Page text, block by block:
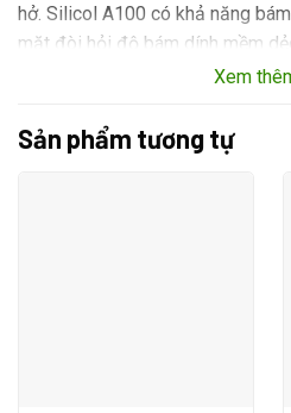
hở. Silicol A100 có khả năng
mặt đòi hỏi độ bám dính mềm
gỗ, bê-tông, hệ thống ống dẫn, tòa
#keosiliconeA100,
Xem
Sản phẩm tương tự